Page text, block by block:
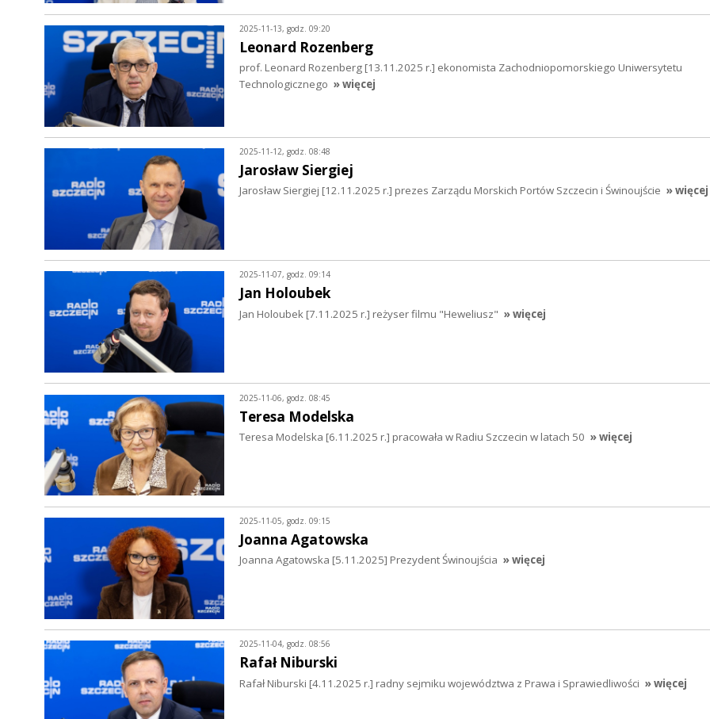
2025-11-13, godz. 09:20
Leonard Rozenberg
prof. Leonard Rozenberg [13.11.2025 r.] ekonomista Zachodniopomorskiego Uniwersytetu
Technologicznego » więcej
2025-11-12, godz. 08:48
Jarosław Siergiej
Jarosław Siergiej [12.11.2025 r.] prezes Zarządu Morskich Portów Szczecin i Świnoujście » więcej
2025-11-07, godz. 09:14
Jan Holoubek
Jan Holoubek [7.11.2025 r.] reżyser filmu "Heweliusz" » więcej
2025-11-06, godz. 08:45
Teresa Modelska
Teresa Modelska [6.11.2025 r.] pracowała w Radiu Szczecin w latach 50 » więcej
2025-11-05, godz. 09:15
Joanna Agatowska
Joanna Agatowska [5.11.2025] Prezydent Świnoujścia » więcej
2025-11-04, godz. 08:56
Rafał Niburski
Rafał Niburski [4.11.2025 r.] radny sejmiku województwa z Prawa i Sprawiedliwości » więcej